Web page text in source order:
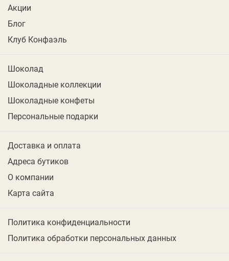
Акции
Блог
Клуб Конфаэль
Шоколад
Шоколадные коллекции
Шоколадные конфеты
Персональные подарки
Доставка и оплата
Адреса бутиков
О компании
Карта сайта
Политика конфиденциальности
Политика обработки персональных данных